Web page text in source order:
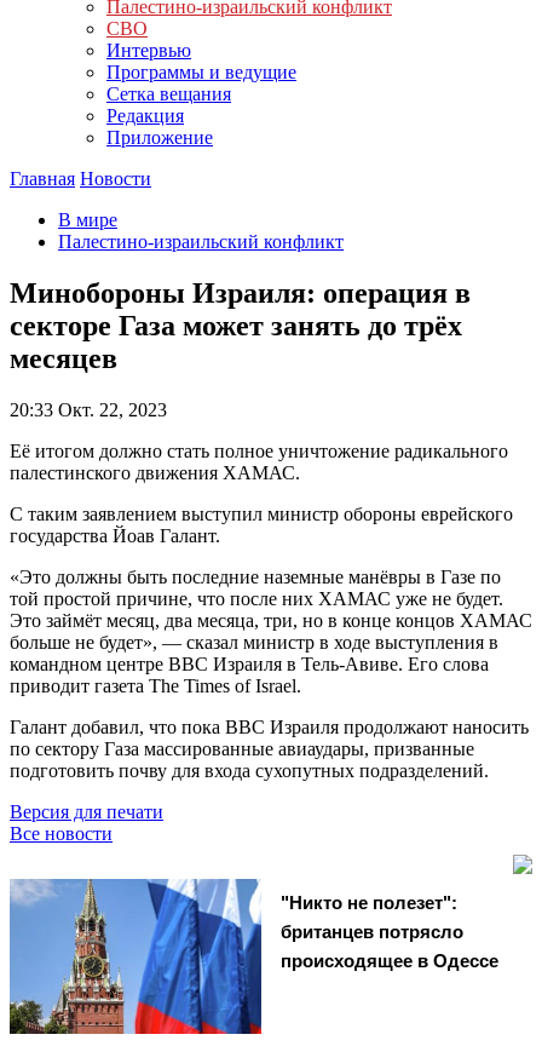
Палестино-израильский конфликт
СВО
Интервью
Программы и ведущие
Сетка вещания
Редакция
Приложение
Главная Новости
В мире
Палестино-израильский конфликт
Минобороны Израиля: операция в
секторе Газа может занять до трёх
месяцев
20:33 Окт. 22, 2023
Её итогом должно стать полное уничтожение радикального
палестинского движения ХАМАС.
С таким заявлением выступил министр обороны еврейского
государства Йоав Галант.
«Это должны быть последние наземные манёвры в Газе по
той простой причине, что после них ХАМАС уже не будет.
Это займёт месяц, два месяца, три, но в конце концов ХАМАС
больше не будет», — сказал министр в ходе выступления в
командном центре ВВС Израиля в Тель-Авиве. Его слова
приводит газета The Times of Israel.
Галант добавил, что пока ВВС Израиля продолжают наносить
по сектору Газа массированные авиаудары, призванные
подготовить почву для входа сухопутных подразделений.
Версия для печати
Все новости
"Никто не полезет":
британцев потрясло
происходящее в Одессе